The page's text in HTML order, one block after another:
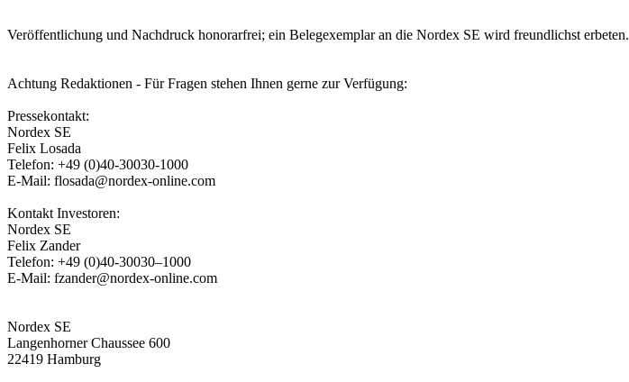
Veröffentlichung und Nachdruck honorarfrei; ein Belegexemplar an die Nordex SE wird freundlichst erbeten.
Achtung Redaktionen - Für Fragen stehen Ihnen gerne zur Verfügung:
Pressekontakt:
Nordex SE
Felix Losada
Telefon: +49 (0)40-30030-1000
E-Mail: flosada@nordex-online.com
Kontakt Investoren:
Nordex SE
Felix Zander
Telefon: +49 (0)40-30030–1000
E-Mail: fzander@nordex-online.com
Nordex SE
Langenhorner Chaussee 600
22419 Hamburg